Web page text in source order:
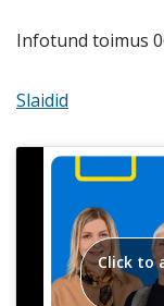
Infotund toimus
Slaidid
Click to